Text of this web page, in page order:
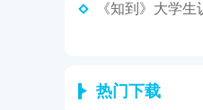
《知到》大学
热门下载